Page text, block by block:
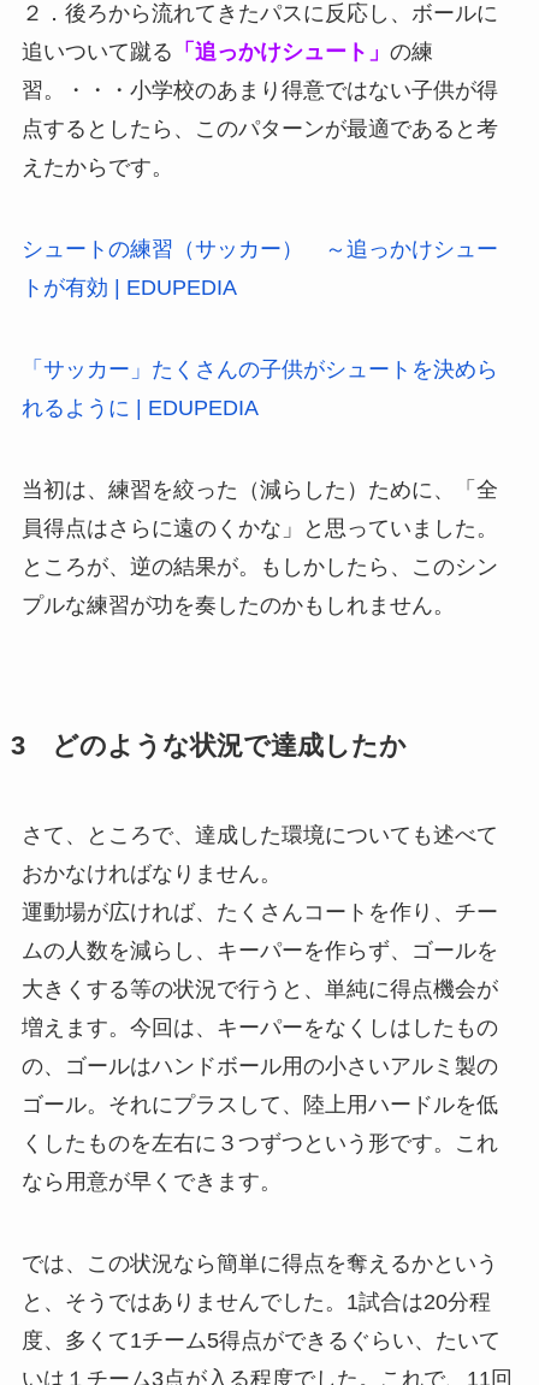
２．後ろから流れてきたパスに反応し、ボールに
追いついて蹴る 「追っかけシュート」 の練
習。・・・小学校のあまり得意ではない子供が得
点するとしたら、このパターンが最適であると考
えたからです。
シュートの練習（サッカー） ～追っかけシュー
トが有効 | EDUPEDIA
「サッカー」たくさんの子供がシュートを決めら
れるように | EDUPEDIA
当初は、練習を絞った（減らした）ために、「全
員得点はさらに遠のくかな」と思っていました。
ところが、逆の結果が。もしかしたら、このシン
プルな練習が功を奏したのかもしれません。
3 どのような状況で達成したか
さて、ところで、達成した環境についても述べて
おかなければなりません。
運動場が広ければ、たくさんコートを作り、チー
ムの人数を減らし、キーパーを作らず、ゴールを
大きくする等の状況で行うと、単純に得点機会が
増えます。今回は、キーパーをなくしはしたもの
の、ゴールはハンドボール用の小さいアルミ製の
ゴール。それにプラスして、陸上用ハードルを低
くしたものを左右に３つずつという形です。これ
なら用意が早くできます。
では、この状況なら簡単に得点を奪えるかという
と、そうではありませんでした。1試合は20分程
度、多くて1チーム5得点ができるぐらい、たいて
いは１チーム3点が入る程度でした。これで、11回